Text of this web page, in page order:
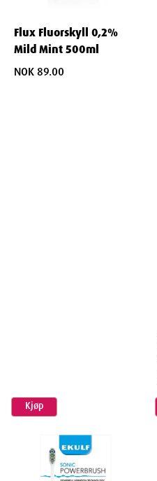
Flux Fluorskyll 0,2%
Mild Mint 500ml
NOK 89.00
Kjøp